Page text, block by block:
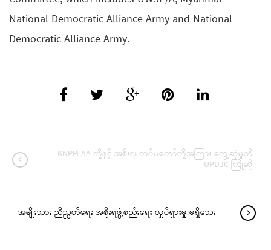
National Democratic Alliance Army and National
Democratic Alliance Army.
KNPP၊ AA တို့နှင့် အစိုးရ၊ တပ်မတော်တို့အကြား တွေ့ဆုံမှုကို
UPDJC ကြိုဆို
အမျိုးသား ညီညွတ်ရေး အစိုးရဖွဲ့စည်းရေး လှုပ်ရှားမှု မရှိသေး